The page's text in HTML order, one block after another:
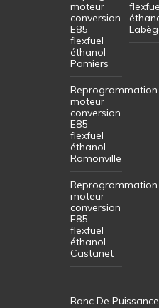
moteur
conversion
E85
flexfuel
éthanol
Pamiers
Reprogrammation
moteur
conversion
E85
flexfuel
éthanol
Ramonville
Reprogrammation
moteur
conversion
E85
flexfuel
éthanol
Castanet
Banc De